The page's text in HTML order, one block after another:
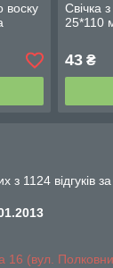
воску
Свічка
25*110
43₴
з 1124 відгуків за
16 (вул.